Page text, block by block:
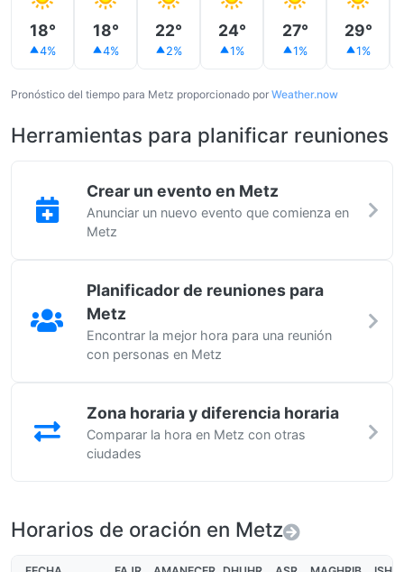
18°
4%
18°
4%
22°
2%
24°
1%
27°
1%
29°
1%
Pronóstico del tiempo para Metz proporcionado por Weather.now
Herramientas para planificar reuniones
Crear un evento en Metz
Anunciar un nuevo evento que comienza en
Metz
Planificador de reuniones para
Metz
Encontrar la mejor hora para una reunión
con personas en Metz
Zona horaria y diferencia horaria
Comparar la hora en Metz con otras
ciudades
Horarios de oración en Metz